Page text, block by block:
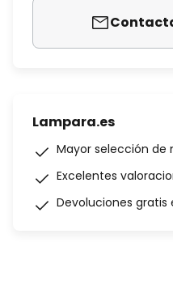
Lampara.es
Mayor selección de
Excelentes
Devoluciones gratis